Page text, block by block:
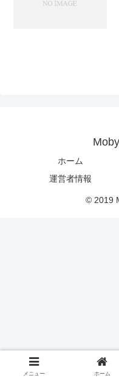
ホーム
運営者情報
© 2019
メニュー ホーム